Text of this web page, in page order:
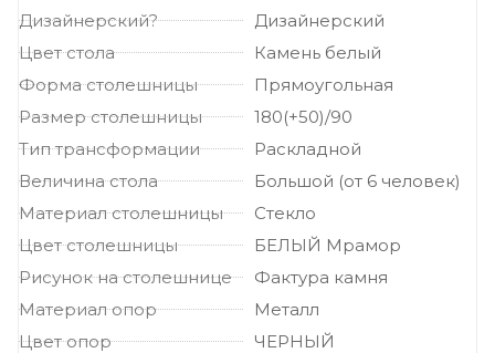
Дизайнерский?
Дизайнерский
Цвет стола
Камень белый
Форма столешницы
Прямоугольная
Размер столешницы
180(+50)/90
Тип трансформации
Раскладной
Величина стола
Большой (от 6 человек)
Материал столешницы
Стекло
Цвет столешницы
БЕЛЫЙ Мрамор
Рисунок на столешнице
Фактура камня
Материал опор
Металл
Цвет опор
ЧЕРНЫЙ